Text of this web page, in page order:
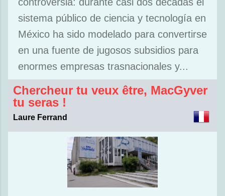
sistema público de ciencia y tecnología en
México ha sido modelado para convertirse
en una fuente de jugosos subsidios para
enormes empresas trasnacionales y...
Chercheur tu veux être, MacGyver
tu seras !
Laure Ferrand